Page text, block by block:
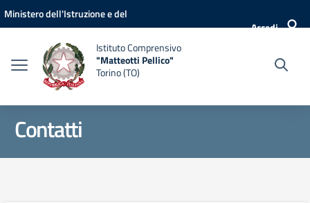
Vai ai contenuti
Vai al menu di navigazione
Vai al footer
Ministero dell'Istruzione e del
Accedi
Istituto Comprensivo
"Matteotti Pellico"
Torino (TO)
Contatti